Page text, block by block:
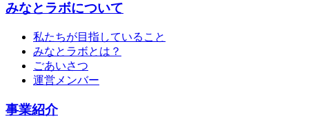
みなとラボについて
私たちが目指していること
みなとラボとは？
ごあいさつ
運営メンバー
事業紹介